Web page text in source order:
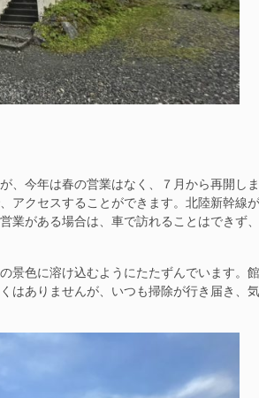
今年は春の営業はなく、７月から再開し
アクセスすることができます。北陸新幹線
業がある場合は、車で訪れることはできず
色に溶け込むようにたたずんでいます。館
はありませんが、いつも掃除が行き届き、